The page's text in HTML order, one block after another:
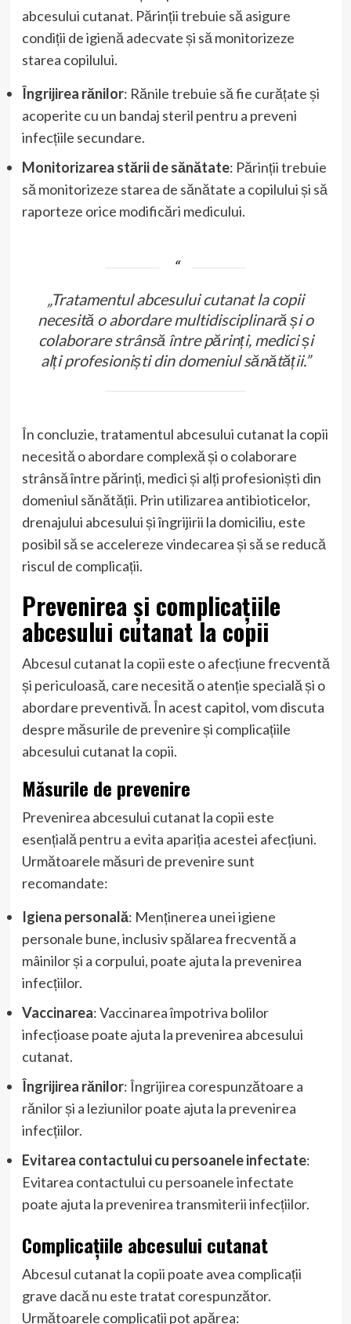
abcesului cutanat. Părinții trebuie să asigure
condiții de igienă adecvate și să monitorizeze
starea copilului.
Îngrijirea rănilor: Rănile trebuie să fie curățate și
acoperite cu un bandaj steril pentru a preveni
infecțiile secundare.
Monitorizarea stării de sănătate: Părinții trebuie
să monitorizeze starea de sănătate a copilului și să
raporteze orice modificări medicului.
„Tratamentul abcesului cutanat la copii
necesită o abordare multidisciplinară și o
colaborare strânsă între părinți, medici și
alți profesioniști din domeniul sănătății.”
În concluzie, tratamentul abcesului cutanat la copii
necesită o abordare complexă și o colaborare
strânsă între părinți, medici și alți profesioniști din
domeniul sănătății. Prin utilizarea antibioticelor,
drenajului abcesului și îngrijirii la domiciliu, este
posibil să se accelereze vindecarea și să se reducă
riscul de complicații.
Prevenirea și complicațiile
abcesului cutanat la copii
Abcesul cutanat la copii este o afecțiune frecventă
și periculoasă, care necesită o atenție specială și o
abordare preventivă. În acest capitol, vom discuta
despre măsurile de prevenire și complicațiile
abcesului cutanat la copii.
Măsurile de prevenire
Prevenirea abcesului cutanat la copii este
esențială pentru a evita apariția acestei afecțiuni.
Următoarele măsuri de prevenire sunt
recomandate:
Igiena personală: Menținerea unei igiene
personale bune, inclusiv spălarea frecventă a
mâinilor și a corpului, poate ajuta la prevenirea
infecțiilor.
Vaccinarea: Vaccinarea împotriva bolilor
infecțioase poate ajuta la prevenirea abcesului
cutanat.
Îngrijirea rănilor: Îngrijirea corespunzătoare a
rănilor și a leziunilor poate ajuta la prevenirea
infecțiilor.
Evitarea contactului cu persoanele infectate:
Evitarea contactului cu persoanele infectate
poate ajuta la prevenirea transmiterii infecțiilor.
Complicațiile abcesului cutanat
Abcesul cutanat la copii poate avea complicații
grave dacă nu este tratat corespunzător.
Următoarele complicații pot apărea: